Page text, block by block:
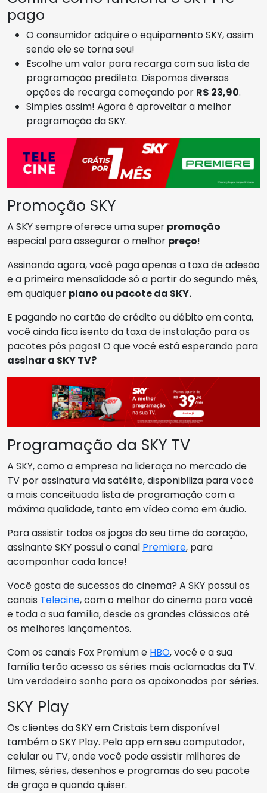
pago
O consumidor adquire o equipamento SKY, assim
sendo ele se torna seu!
Escolhe um valor para recarga com sua lista de
programação predileta. Dispomos diversas
opções de recarga começando por R$ 23,90.
Simples assim! Agora é aproveitar a melhor
programação da SKY.
Promoção SKY
A SKY sempre oferece uma super promoção
especial para assegurar o melhor preço!
Assinando agora, você paga apenas a taxa de adesão
e a primeira mensalidade só a partir do segundo mês,
em qualquer plano ou pacote da SKY.
E pagando no cartão de crédito ou débito em conta,
você ainda fica isento da taxa de instalação para os
pacotes pós pagos! O que você está esperando para
assinar a SKY TV?
Programação da SKY TV
A SKY, como a empresa na lideraça no mercado de
TV por assinatura via satélite, disponibiliza para você
a mais conceituada lista de programação com a
máxima qualidade, tanto em vídeo como em áudio.
Para assistir todos os jogos do seu time do coração,
assinante SKY possui o canal Premiere, para
acompanhar cada lance!
Você gosta de sucessos do cinema? A SKY possui os
canais Telecine, com o melhor do cinema para você
e toda a sua família, desde os grandes clássicos até
os melhores lançamentos.
Com os canais Fox Premium e HBO, você e a sua
família terão acesso as séries mais aclamadas da TV.
Um verdadeiro sonho para os apaixonados por séries.
SKY Play
Os clientes da SKY em Cristais tem disponível
também o SKY Play. Pelo app em seu computador,
celular ou TV, onde você pode assistir milhares de
filmes, séries, desenhos e programas do seu pacote
de graça e quando quiser.